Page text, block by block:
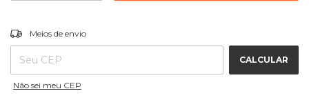
Entregas para o CEP:
Meios de envio
CALCULAR
Não sei meu CEP